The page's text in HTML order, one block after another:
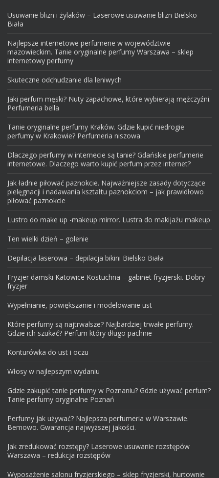
Usuwanie blizn i żylaków – Laserowe usuwanie blizn Bielsko
Biała
Najlepsze internetowe perfumerie w województwie
mazowieckim. Tanie oryginalne perfumy Warszawa – sklep
internetowy perfumy
Skuteczne odchudzanie dla leniwych
Jaki perfum męski? Nuty zapachowe, które wybierają mężczyźni.
Perfumeria bella
Tanie oryginalne perfumy Kraków. Gdzie kupić niedrogie
perfumy w Krakowie? Perfumeria niszowa
Dlaczego perfumy w internecie są tanie? Gdańskie perfumerie
internetowe. Dlaczego warto kupić perfum przez internet?
Jak ładnie piłować paznokcie. Najważniejsze zasady dotyczące
pielęgnacji i nadawania kształtu paznokciom – jak prawidłowo
piłować paznokcie
Lustro do make up -makeup mirror. Lustra do makijażu makeup
Ten wielki dzień – golenie
Depilacja laserowa – depilacja bikini Bielsko Biała
Fryzjer damski Katowice Kostuchna – gabinet fryzjerski. Dobry
fryzjer
Wypełnianie, powiększanie i modelowanie ust
Które perfumy są najtrwalsze? Najbardziej trwałe perfumy.
Gdzie ich szukać? Perfum który długo pachnie
Konturówka do ust i oczu
Włosy w najlepszym wydaniu
Gdzie zakupić tanie perfumy w Poznaniu? Gdzie używać perfum?
Tanie perfumy oryginalne Poznań
Perfumy jak używać? Najlepsza perfumeria w Warszawie.
Bemowo. Gwarancja najwyższej jakości.
Jak zredukować rozstępy? Laserowe usuwanie rozstępów
Warszawa – redukcja rozstępów
Wyposażenie salonu fryzjerskiego – sklep fryzjerski, hurtownie